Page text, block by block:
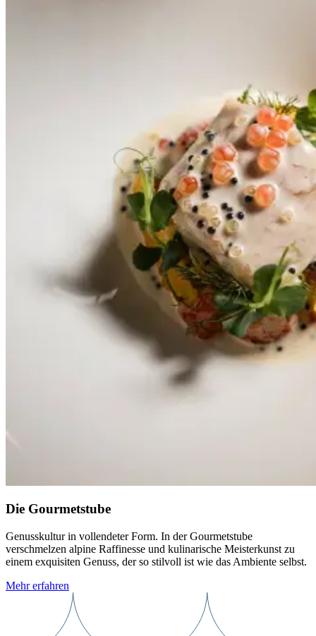
Die Gourmetstube
Genusskultur in vollendeter Form. In der Gourmetstube
verschmelzen alpine Raffinesse und kulinarische Meisterkunst zu
einem exquisiten Genuss, der so stilvoll ist wie das Ambiente selbst.
Mehr erfahren